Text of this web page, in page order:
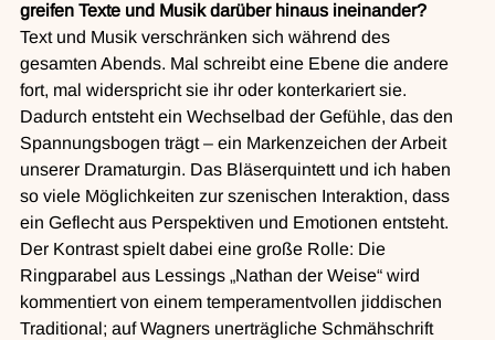
greifen Texte und Musik darüber hinaus ineinander?
Text und Musik verschränken sich während des
gesamten Abends. Mal schreibt eine Ebene die andere
fort, mal widerspricht sie ihr oder konterkariert sie.
Dadurch entsteht ein Wechselbad der Gefühle, das den
Spannungsbogen trägt – ein Markenzeichen der Arbeit
unserer Dramaturgin. Das Bläserquintett und ich haben
so viele Möglichkeiten zur szenischen Interaktion, dass
ein Geflecht aus Perspektiven und Emotionen entsteht.
Der Kontrast spielt dabei eine große Rolle: Die
Ringparabel aus Lessings „Nathan der Weise“ wird
kommentiert von einem temperamentvollen jiddischen
Traditional; auf Wagners unerträgliche Schmähschrift